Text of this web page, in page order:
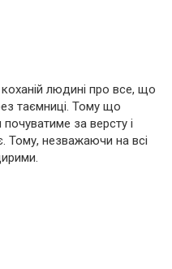
людині про все, що
таємниці. Тому що
за версту і
Тому, незважаючи на всі